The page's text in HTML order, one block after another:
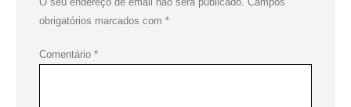
obrigatórios marcados com *
Comentário *